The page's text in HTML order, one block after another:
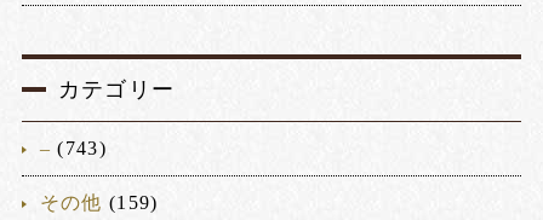
カテゴリー
– (743)
その他 (159)